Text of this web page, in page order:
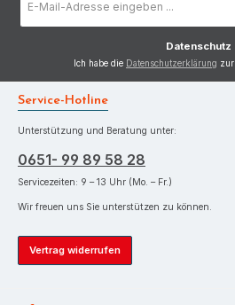
Mail-
Datenschutz
Ich habe die Datenschutzerklärung zur
Service-Hotline
Unterstützung und Beratung unter:
0651- 99 89 58 28
Servicezeiten: 9 – 13 Uhr (Mo. – Fr.)
Wir freuen uns Sie unterstützen zu können.
Vertrag widerrufen